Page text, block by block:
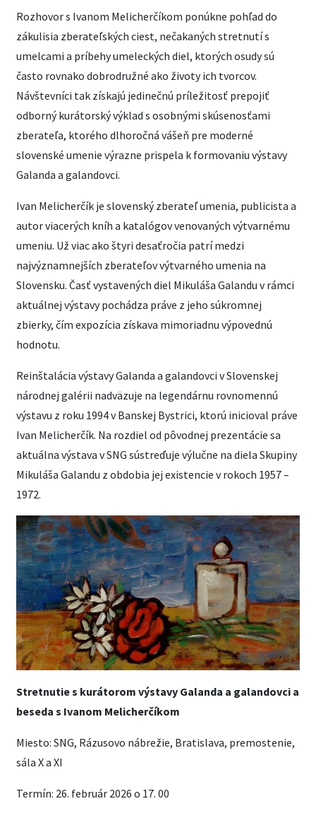
Rozhovor s Ivanom Melicherčíkom ponúkne pohľad do
zákulisia zberateľských ciest, nečakaných stretnutí s
umelcami a príbehy umeleckých diel, ktorých osudy sú
často rovnako dobrodružné ako životy ich tvorcov.
Návštevníci tak získajú jedinečnú príležitosť prepojiť
odborný kurátorský výklad s osobnými skúsenosťami
zberateľa, ktorého dlhoročná vášeň pre moderné
slovenské umenie výrazne prispela k formovaniu výstavy
Galanda a galandovci.
Ivan Melicherčík je slovenský zberateľ umenia, publicista a
autor viacerých kníh a katalógov venovaných výtvarnému
umeniu. Už viac ako štyri desaťročia patrí medzi
najvýznamnejších zberateľov výtvarného umenia na
Slovensku. Časť vystavených diel Mikuláša Galandu v rámci
aktuálnej výstavy pochádza práve z jeho súkromnej
zbierky, čím expozícia získava mimoriadnu výpovednú
hodnotu.
Reinštalácia výstavy Galanda a galandovci v Slovenskej
národnej galérii nadväzuje na legendárnu rovnomennú
výstavu z roku 1994 v Banskej Bystrici, ktorú inicioval práve
Ivan Melicherčík. Na rozdiel od pôvodnej prezentácie sa
aktuálna výstava v SNG sústreďuje výlučne na diela Skupiny
Mikuláša Galandu z obdobia jej existencie v rokoch 1957 –
1972.
Stretnutie s kurátorom výstavy Galanda a galandovci a
beseda s Ivanom Melicherčíkom
Miesto: SNG, Rázusovo nábrežie, Bratislava, premostenie,
sála X a XI
Termín: 26. február 2026 o 17. 00